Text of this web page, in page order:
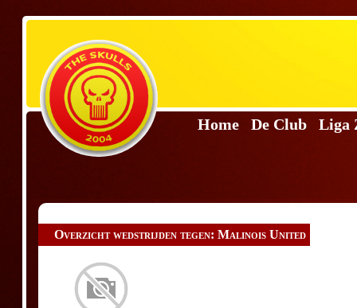
Home De Club Liga
Overzicht wedstrijden tegen: Malinois United